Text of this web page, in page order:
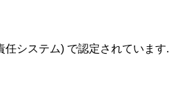
システム) で認定されています.